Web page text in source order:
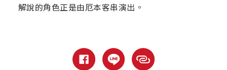
解說的角色正是由厄本客串演出。